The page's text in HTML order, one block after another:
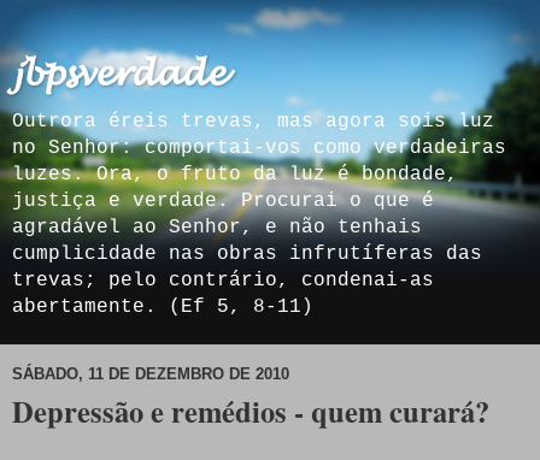
𝓳𝓫𝓹𝓼𝓿𝓮𝓻𝓭𝓪𝓭𝓮
Outrora éreis trevas, mas agora sois luz
no Senhor: comportai-vos como verdadeiras
luzes. Ora, o fruto da luz é bondade,
justiça e verdade. Procurai o que é
agradável ao Senhor, e não tenhais
cumplicidade nas obras infrutíferas das
trevas; pelo contrário, condenai-as
abertamente. (Ef 5, 8-11)
SÁBADO, 11 DE DEZEMBRO DE 2010
Depressão e remédios - quem curará?